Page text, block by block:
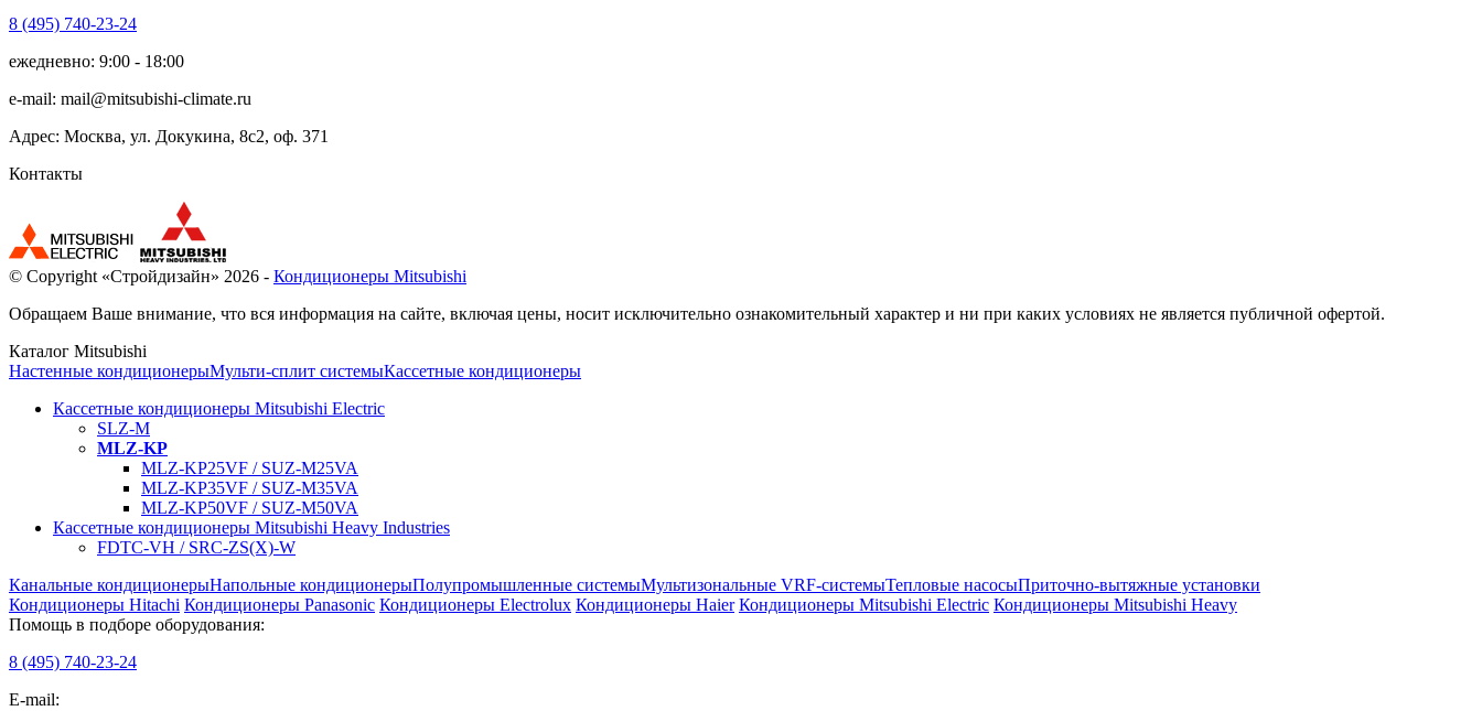
8 (495) 740-23-24
ежедневно: 9:00 - 18:00
e-mail: mail@mitsubishi-climate.ru
Адрес: Москва, ул. Докукина, 8с2, оф. 371
Контакты
© Copyright «Стройдизайн» 2026 - Кондиционеры Mitsubishi
Обращаем Ваше внимание, что вся информация на сайте, включая цены, носит исключительно ознакомительный характер и ни при каких условиях не является публичной офертой.
Каталог Mitsubishi
Настенные кондиционерыМульти-сплит системыКассетные кондиционеры
Кассетные кондиционеры Mitsubishi Electric
SLZ-M
MLZ-KP
MLZ-KP25VF / SUZ-M25VA
MLZ-KP35VF / SUZ-M35VA
MLZ-KP50VF / SUZ-M50VA
Кассетные кондиционеры Mitsubishi Heavy Industries
FDTC-VH / SRC-ZS(X)-W
Канальные кондиционерыНапольные кондиционерыПолупромышленные системыМультизональные VRF-системыТепловые насосыПриточно-вытяжные установки
Кондиционеры Hitachi Кондиционеры Panasonic Кондиционеры Electrolux Кондиционеры Haier Кондиционеры Mitsubishi Electric Кондиционеры Mitsubishi Heavy
Помощь в подборе оборудования:
8 (495) 740-23-24
E-mail: